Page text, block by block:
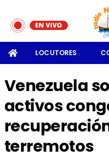
LOCUTORES
Venezuela
activos
terremotos